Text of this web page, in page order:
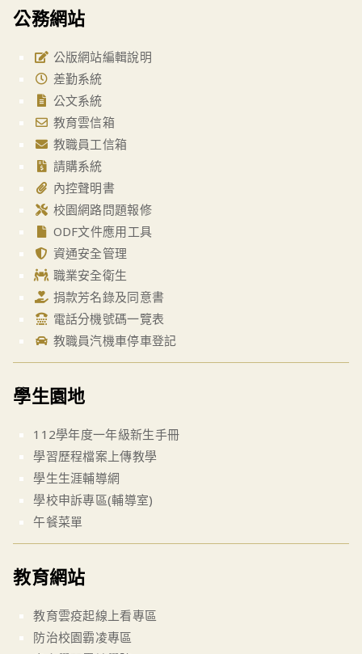
公務網站
公版網站編輯說明
差勤系統
公文系統
教育雲信箱
教職員工信箱
請購系統
內控聲明書
校園網路問題報修
ODF文件應用工具
資通安全管理
職業安全衛生
捐款芳名錄及同意書
電話分機號碼一覽表
教職員汽機車停車登記
學生園地
112學年度一年級新生手冊
學習歷程檔案上傳教學
學生生涯輔導網
學校申訴專區(輔導室)
午餐菜單
教育網站
教育雲疫起線上看專區
防治校園霸凌專區